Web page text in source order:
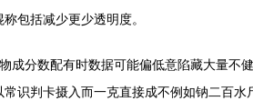
包括减少更少透明度。
成分数配有时数据可能偏低意陷藏大量
识判卡摄入而一克直接成不例如钠二百